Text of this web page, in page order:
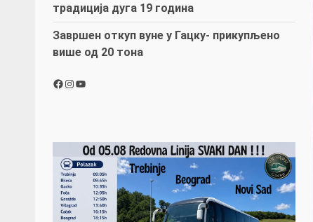
традиција дуга 19 година
Завршен откуп вуне у Гацку- прикупљено
више од 20 тона
Facebook
Instagram
YouTube